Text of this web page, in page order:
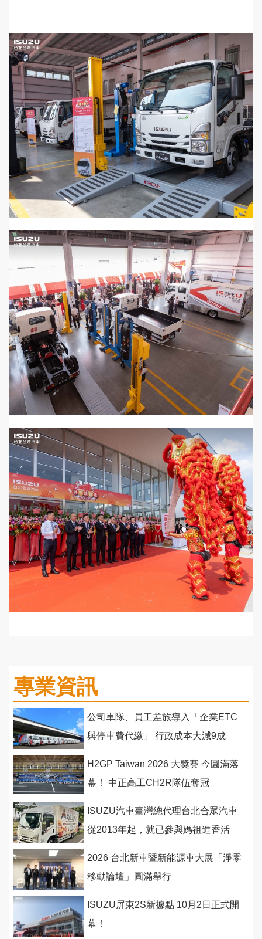
專業資訊
公司車隊、員工差旅導入「企業ETC
與停車費代繳」 行政成本大減9成
H2GP Taiwan 2026 大獎賽 今圓滿落
幕！ 中正高工CH2R隊伍奪冠
ISUZU汽車臺灣總代理台北合眾汽車
從2013年起，就已參與媽祖進香活
2026 台北新車暨新能源車大展「淨零
移動論壇」圓滿舉行
ISUZU屏東2S新據點 10月2日正式開
幕！